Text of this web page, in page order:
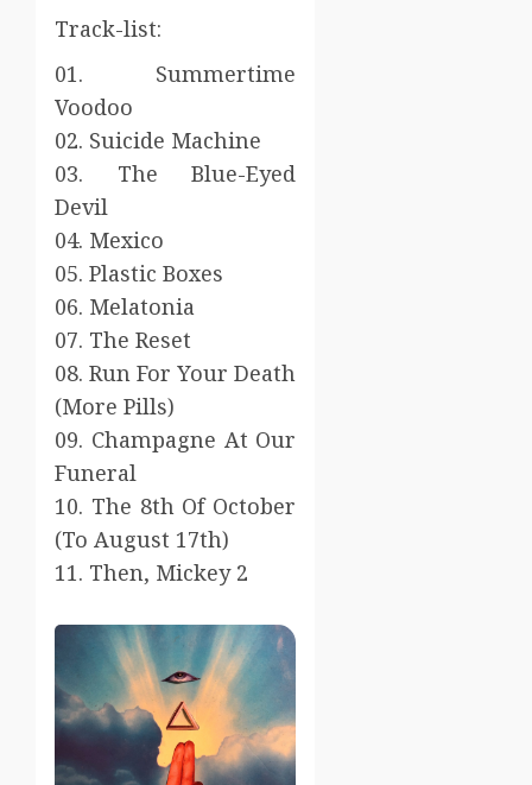
Track-list:
01. Summertime
Voodoo
02. Suicide Machine
03. The Blue-Eyed
Devil
04. Mexico
05. Plastic Boxes
06. Melatonia
07. The Reset
08. Run For Your Death
(More Pills)
09. Champagne At Our
Funeral
10. The 8th Of October
(To August 17th)
11. Then, Mickey 2